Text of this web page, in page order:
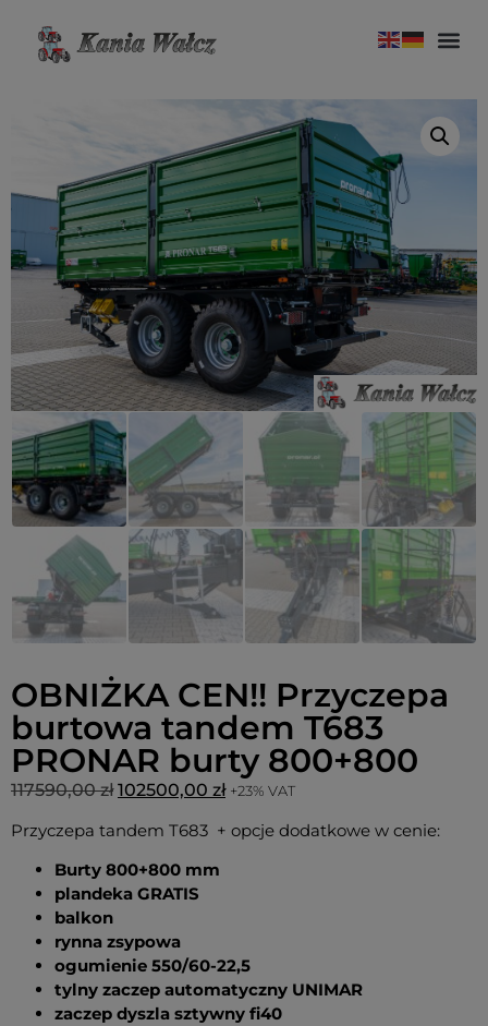
OBNIŻKA CEN!! Przyczepa
burtowa tandem T683
PRONAR burty 800+800
117590,00zł 102500,00 zł +23% VAT
Przyczepa tandem T683 + opcje dodatkowe w cenie:
Burty 800+800 mm
plandeka GRATIS
balkon
rynna zsypowa
ogumienie 550/60-22,5
tylny zaczep automatyczny UNIMAR
zaczep dyszla sztywny fi40